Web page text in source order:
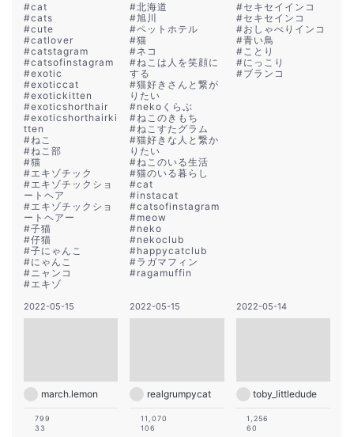
#cat
#cats
#cute
#catlover
#catstagram
#catsofinstagram
#exotic
#exoticcat
#exotickitten
#exoticshorthair
#exoticshorthairki
tten
#ねこ
#ねこ部
#猫
#エキゾチック
#エキゾチックショ
ートヘア
#エキゾチックショ
ートヘアー
#子猫
#仔猫
#子にゃんこ
#にゃんこ
#ニャンコ
#エキゾ
#北海道
#旭川
#ペットホテル
#猫
#ネコ
#ねこは人を笑顔に
する
#猫好きさんと繋が
りたい
#nekoくらぶ
#ねこのきもち
#ねこすたグラム
#猫好きな人と繋か
りたい
#ねこのいる生活
#猫のいる暮らし
#cat
#instacat
#catsofinstagram
#meow
#neko
#nekoclub
#happycatclub
#ラガマフィン
#ragamuffin
#セキセイインコ
#セキセインコ
#おしゃべりインコ
#青い鳥
#ことり
#にっこり
#ブランコ
2022-05-15
march.lemon
799
33
2022-05-15
realgrumpycat
11,070
106
2022-05-14
toby_littledude
1,256
60